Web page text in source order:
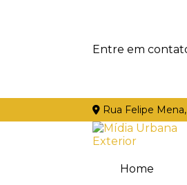
Entre em
Rua Felipe
Home